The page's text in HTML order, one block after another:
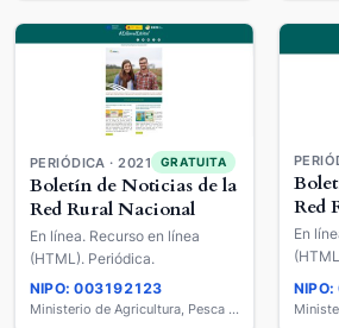
PERIÓDICA · 2021 GRATUITA
Boletín de Noticias de la
Red Rural Nacional
En línea. Recurso en línea
(HTML). Periódica.
NIPO: 003192123
Ministerio de Agricultura, Pesca y Alimentación
Red
En